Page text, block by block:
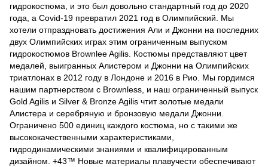
гидрокостюма, и это был довольно стандартный год до 2020
года, а Covid-19 превратил 2021 год в Олимпийский. Мы
хотели отпраздновать достижения Али и Джонни на последних
двух Олимпийских играх этим ограниченным выпуском
гидрокостюмов Brownlee Agilis. Костюмы представляют цвет
медалей, выигранных Алистером и Джонни на Олимпийских
триатлонах в 2012 году в Лондоне и 2016 в Рио. Мы гордимся
нашим партнерством с Brownless, и наш ограниченный выпуск
Gold Agilis и Silver & Bronze Agilis чтит золотые медали
Алистера и серебряную и бронзовую медали Джонни.
Ограничено 500 единиц каждого костюма, но с такими же
высококачественными характеристиками,
гидродинамическими знаниями и квалифицированным
дизайном. +43™ Новые материалы плавучести обеспечивают